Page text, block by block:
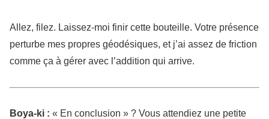
Allez, filez. Laissez-moi finir cette bouteille. Votre présence
perturbe mes propres géodésiques, et j’ai assez de friction
comme ça à gérer avec l’addition qui arrive.
Boya-ki : « En conclusion » ? Vous attendiez une petite